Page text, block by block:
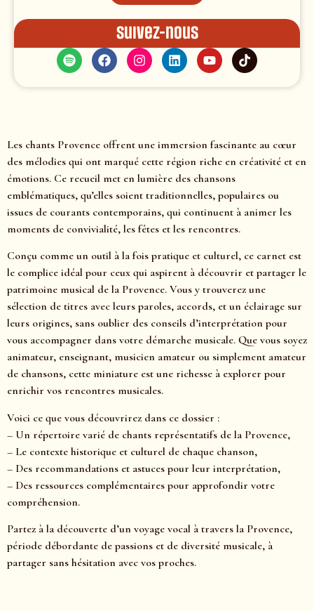
Suivez-nous
Les chants Provence offrent une immersion fascinante au cœur
des mélodies qui ont marqué cette région riche en créativité et en
émotions. Ce recueil met en lumière des chansons
emblématiques, qu’elles soient traditionnelles, populaires ou
issues de courants contemporains, qui continuent à animer les
moments de convivialité, les fêtes et les rencontres.
Conçu comme un outil à la fois pratique et culturel, ce carnet est
le complice idéal pour ceux qui aspirent à découvrir et partager le
patrimoine musical de la Provence. Vous y trouverez une
sélection de titres avec leurs paroles, accords, et un éclairage sur
leurs origines, sans oublier des conseils d’interprétation pour
vous accompagner dans votre démarche musicale. Que vous soyez
animateur, enseignant, musicien amateur ou simplement amateur
de chansons, cette miniature est une richesse à explorer pour
enrichir vos rencontres musicales.
Voici ce que vous découvrirez dans ce dossier :
– Un répertoire varié de chants représentatifs de la Provence,
– Le contexte historique et culturel de chaque chanson,
– Des recommandations et astuces pour leur interprétation,
– Des ressources complémentaires pour approfondir votre
compréhension.
Partez à la découverte d’un voyage vocal à travers la Provence,
période débordante de passions et de diversité musicale, à
partager sans hésitation avec vos proches.